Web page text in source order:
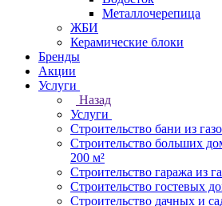
Металлочерепица
ЖБИ
Керамические блоки
Бренды
Акции
Услуги
Назад
Услуги
Строительство бани из
Строительство больших
200 м²
Строительство гаража из
Строительство гостевых
Строительство дачных и